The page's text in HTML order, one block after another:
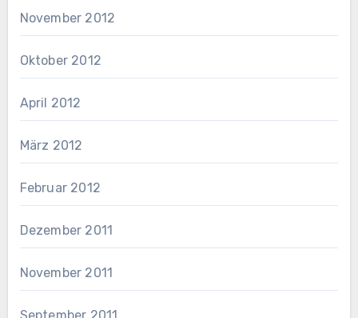
November 2012
Oktober 2012
April 2012
März 2012
Februar 2012
Dezember 2011
November 2011